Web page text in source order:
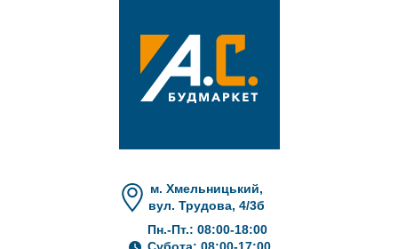
м. Хмельницький,
вул. Трудова, 4/3б
Пн.-Пт.: 08:00-18:00